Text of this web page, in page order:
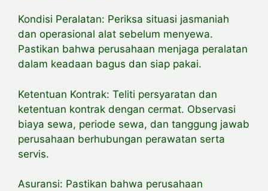
Kondisi Peralatan: Periksa situasi jasmaniah
dan operasional alat sebelum menyewa.
Pastikan bahwa perusahaan menjaga peralatan
dalam keadaan bagus dan siap pakai.
Ketentuan Kontrak: Teliti persyaratan dan
ketentuan kontrak dengan cermat. Observasi
biaya sewa, periode sewa, dan tanggung jawab
perusahaan berhubungan perawatan serta
servis.
Asuransi: Pastikan bahwa perusahaan